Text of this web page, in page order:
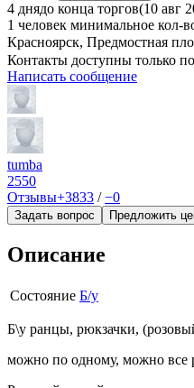
4 днядо конца торгов(10 авг
1 человек минимальное кол-
Красноярск, Предмостная
Контакты доступны только
Написать сообщение
tumba
2550
Отзывы+3833 /−0
Задать вопрос Предложить
Описание
Состояние Б/у
Б\у ранцы, рюкзачки,
можно по одному, можно все